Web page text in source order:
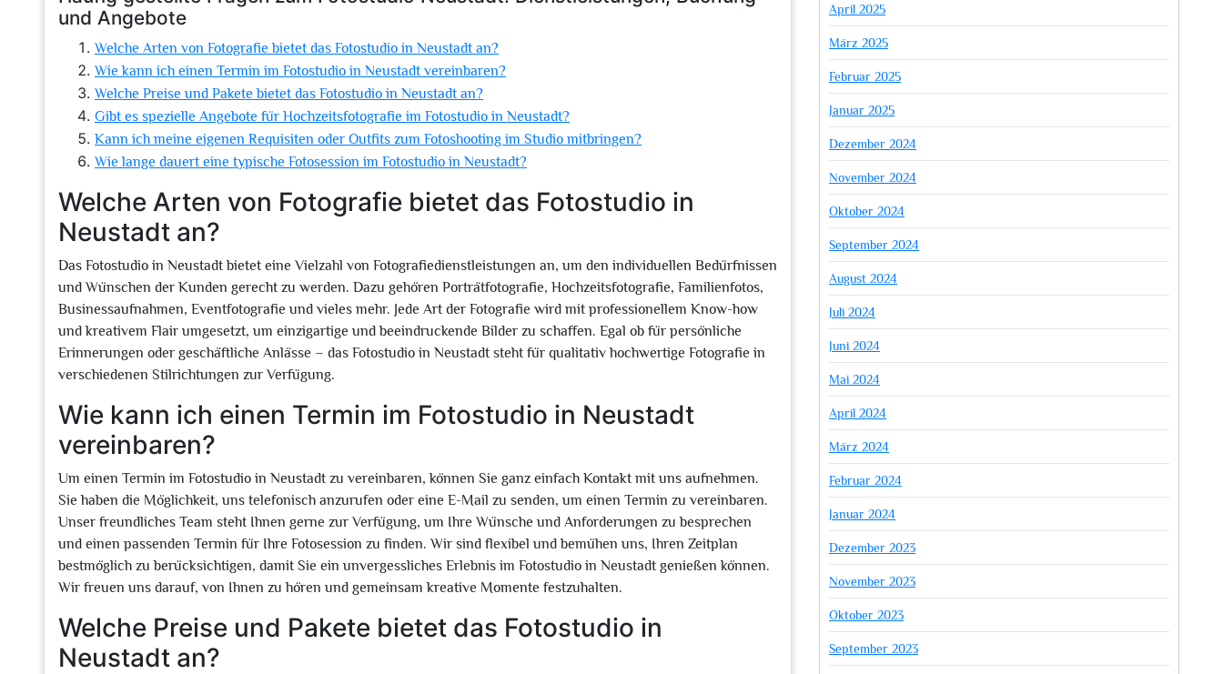
und Angebote
Welche Arten von Fotografie bietet das Fotostudio in Neustadt an?
Wie kann ich einen Termin im Fotostudio in Neustadt vereinbaren?
Welche Preise und Pakete bietet das Fotostudio in Neustadt an?
Gibt es spezielle Angebote für Hochzeitsfotografie im Fotostudio in Neustadt?
Kann ich meine eigenen Requisiten oder Outfits zum Fotoshooting im Studio mitbringen?
Wie lange dauert eine typische Fotosession im Fotostudio in Neustadt?
Welche Arten von Fotografie bietet das Fotostudio in
Neustadt an?
Das Fotostudio in Neustadt bietet eine Vielzahl von Fotografiedienstleistungen an, um den individuellen Bedürfnissen
und Wünschen der Kunden gerecht zu werden. Dazu gehören Porträtfotografie, Hochzeitsfotografie, Familienfotos,
Businessaufnahmen, Eventfotografie und vieles mehr. Jede Art der Fotografie wird mit professionellem Know-how
und kreativem Flair umgesetzt, um einzigartige und beeindruckende Bilder zu schaffen. Egal ob für persönliche
Erinnerungen oder geschäftliche Anlässe – das Fotostudio in Neustadt steht für qualitativ hochwertige Fotografie in
verschiedenen Stilrichtungen zur Verfügung.
Wie kann ich einen Termin im Fotostudio in Neustadt
vereinbaren?
Um einen Termin im Fotostudio in Neustadt zu vereinbaren, können Sie ganz einfach Kontakt mit uns aufnehmen.
Sie haben die Möglichkeit, uns telefonisch anzurufen oder eine E-Mail zu senden, um einen Termin zu vereinbaren.
Unser freundliches Team steht Ihnen gerne zur Verfügung, um Ihre Wünsche und Anforderungen zu besprechen
und einen passenden Termin für Ihre Fotosession zu finden. Wir sind flexibel und bemühen uns, Ihren Zeitplan
bestmöglich zu berücksichtigen, damit Sie ein unvergessliches Erlebnis im Fotostudio in Neustadt genießen können.
Wir freuen uns darauf, von Ihnen zu hören und gemeinsam kreative Momente festzuhalten.
Welche Preise und Pakete bietet das Fotostudio in
Neustadt an?
April 2025
März 2025
Februar 2025
Januar 2025
Dezember 2024
November 2024
Oktober 2024
September 2024
August 2024
Juli 2024
Juni 2024
Mai 2024
April 2024
März 2024
Februar 2024
Januar 2024
Dezember 2023
November 2023
Oktober 2023
September 2023